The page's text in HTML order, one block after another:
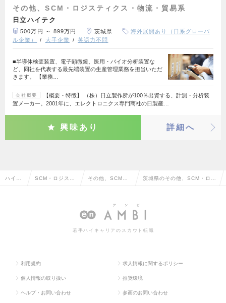
その他、SCM・ロジスティクス・物流・貿易系
日立ハイテク
500万円 ～ 899万円 茨城県
海外展開あり（日系グローバ
ル企業）
大手企業 英語力不問
■半導体検査装置、電子顕微鏡、医用・バイオ分析装置な
ど、同社を代表する最先端装置の生産管理業務を担当いただ
きます。 【業務…
会社概要
【概要・特徴】 （株）日立製作所が100％出資する、計測・分析装
置メーカー。2001年に、エレクトロニクス専門商社の日製産…
興味あり 詳細へ
ハイク SCM・ロジステ その他、SCM・
物流・貿易系
茨城県のその他、SCM・ロジ
転職・求人情報一覧
若手ハイキャリアのスカウト転職
利用規約 求人情報に関するポリシー
個人情報の取り扱い 推奨環境
ヘルプ・お問い合わせ 参画のお問い合わせ